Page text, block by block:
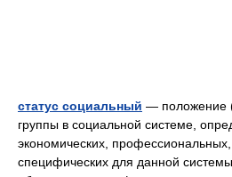
статус социальный — положение
группы в социальной системе,
экономических, профессиональных,
специфических для данной